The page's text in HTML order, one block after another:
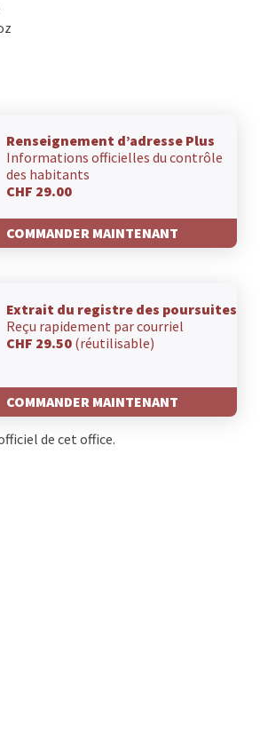
Renseignement d’adresse Plus
Informations officielles du contrôle
des habitants
CHF 29.00
COMMANDER MAINTENANT
Extrait du registre des poursuites
Reçu rapidement par courriel
CHF 29.50 (réutilisable)
COMMANDER MAINTENANT
de cet office.